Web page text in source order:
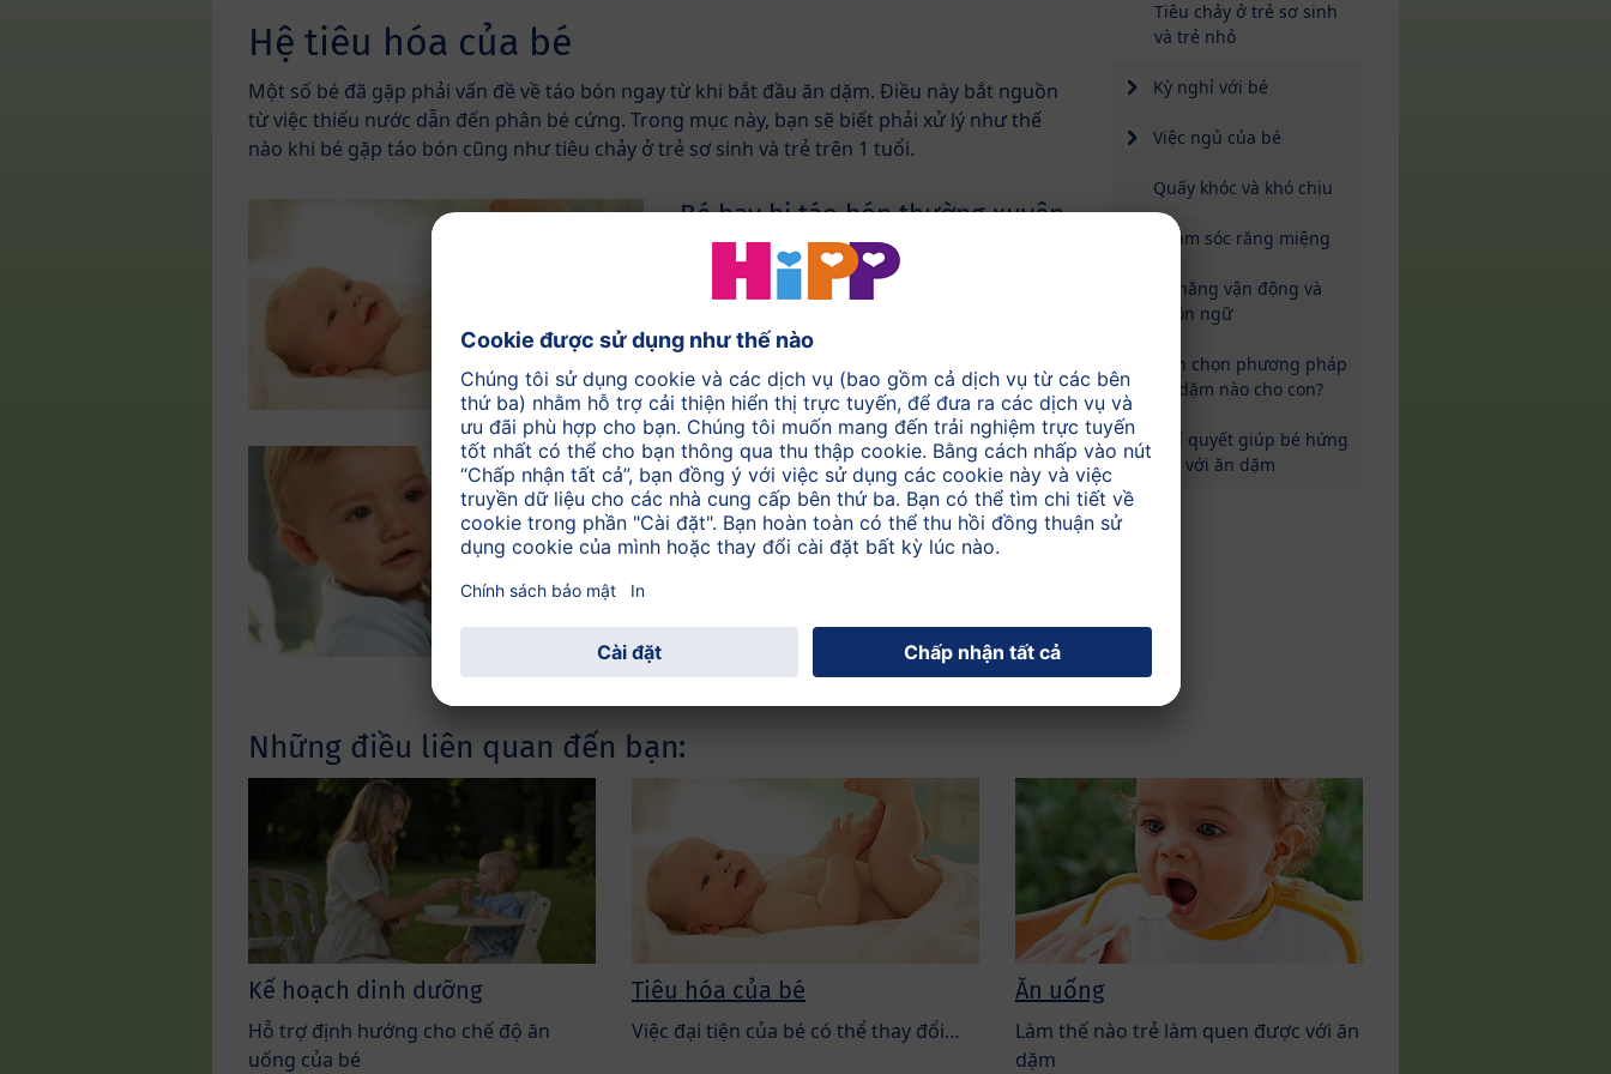
Hệ tiêu hóa của bé
Một số bé đã gặp phải vấn đề về táo bón ngay từ khi bắt đầu ăn dặm. Điều này bắt nguồn
từ việc thiếu nước dẫn đến phân bé cứng. Trong mục này, bạn sẽ biết phải xử lý như thế
nào khi bé gặp táo bón cũng như tiêu chảy ở trẻ sơ sinh và trẻ trên 1 tuổi.
Bé hay bị táo bón thường xuyên
Một số bé đã gặp phải vấn đề về táo bón
ngay từ khi bắt đầu ăn dặm. Một số bé cảm
Tiêu chảy đối với trẻ sơ sinh và
trẻ trên 1 tuổi
Nếu trẻ gặp phải các vấn đề về tiêu chảy
và/hoặc nôn chớ, lượng lớn nước trong
ngắn…
Tiêu chảy ở trẻ sơ sinh
và trẻ nhỏ
Kỳ nghỉ với bé
Việc ngủ của bé
Quấy khóc và khó chịu
Chăm sóc răng miệng
Kỹ năng vận động và
ngôn ngữ
Nên chọn phương pháp
ăn dặm nào cho con?
8 bí quyết giúp bé hứng
thú với ăn dặm
Những điều liên quan đến bạn:
Kế hoạch dinh dưỡng
Hỗ trợ định hướng cho chế độ ăn
uống của bé
Tiêu hóa của bé
Việc đại tiện của bé có thể thay đổi…
Ăn uống
Làm thế nào trẻ làm quen được với ăn
dặm